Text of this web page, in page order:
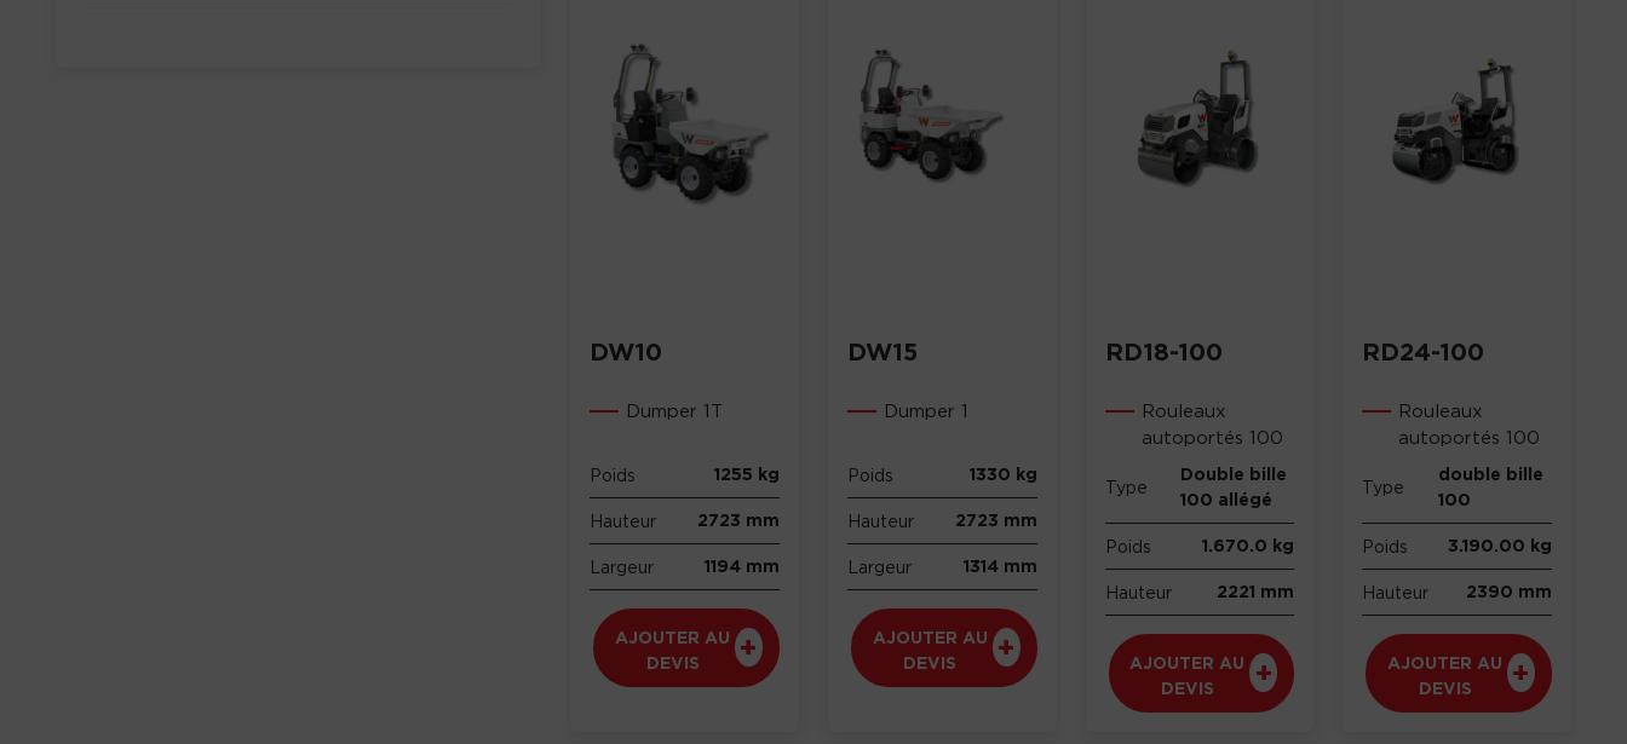
DW10
Dumper 1T
Poids 1255 kg
Hauteur 2723 mm
Largeur 1194 mm
AJOUTER AU
DEVIS
DW15
Dumper 1
Poids 1330 kg
Hauteur 2723 mm
Largeur 1314 mm
AJOUTER AU
DEVIS
RD18-100
Rouleaux
autoportés 100
Type
Double bille
100 allégé
Poids 1.670.0 kg
Hauteur 2221 mm
AJOUTER AU
DEVIS
RD24-100
Rouleaux
autoportés 100
Type
double bille
100
Poids 3.190.00 kg
Hauteur 2390 mm
AJOUTER AU
DEVIS